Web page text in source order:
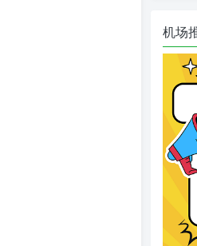
机场